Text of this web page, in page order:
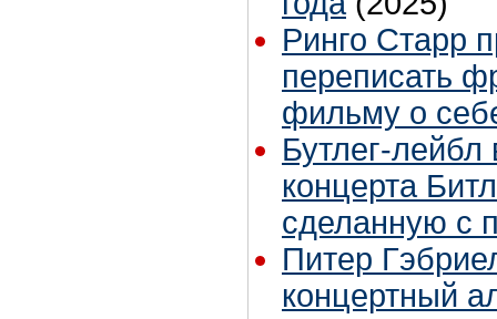
Ринго Старр
переписать
фильму о
Бутлег-лейбл
концерта
сделанную с
Питер
концертный